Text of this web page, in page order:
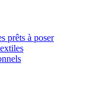
prêts à poser